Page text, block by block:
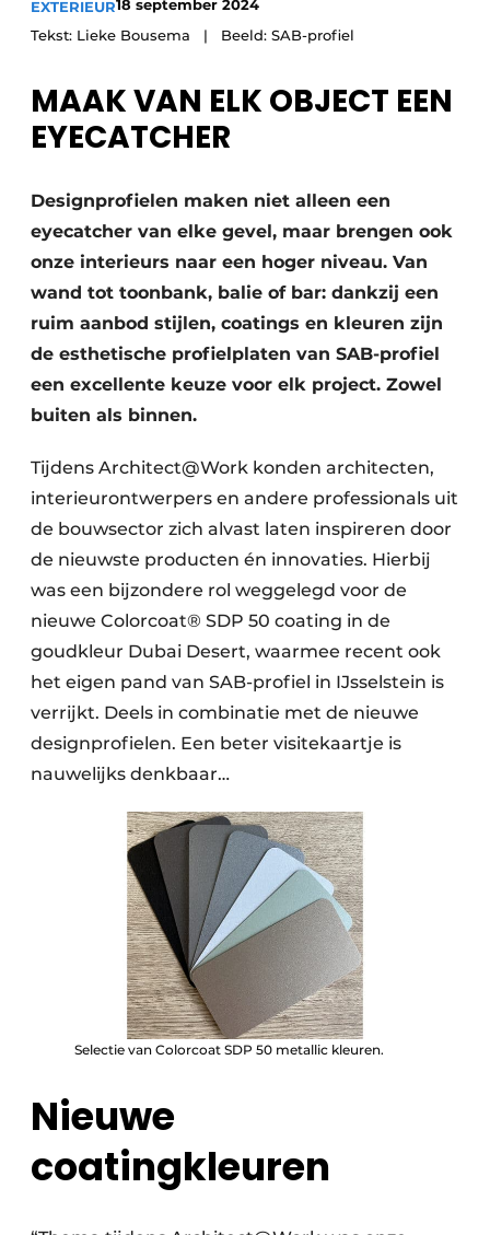
EXTERIEUR18 september 2024
Tekst: Lieke Bousema | Beeld: SAB-profiel
MAAK VAN ELK OBJECT EEN
EYECATCHER
Designprofielen maken niet alleen een
eyecatcher van elke gevel, maar brengen ook
onze interieurs naar een hoger niveau. Van
wand tot toonbank, balie of bar: dankzij een
ruim aanbod stijlen, coatings en kleuren zijn
de esthetische profielplaten van SAB-profiel
een excellente keuze voor elk project. Zowel
buiten als binnen.
Tijdens Architect@Work konden architecten,
interieurontwerpers en andere professionals uit
de bouwsector zich alvast laten inspireren door
de nieuwste producten én innovaties. Hierbij
was een bijzondere rol weggelegd voor de
nieuwe Colorcoat® SDP 50 coating in de
goudkleur Dubai Desert, waarmee recent ook
het eigen pand van SAB-profiel in IJsselstein is
verrijkt. Deels in combinatie met de nieuwe
designprofielen. Een beter visitekaartje is
nauwelijks denkbaar…
Selectie van Colorcoat SDP 50 metallic kleuren.
Nieuwe
coatingkleuren